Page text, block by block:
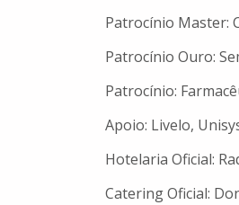
Patrocínio Master:
Patrocínio Ouro:
Patrocínio:
Apoio: Livelo,
Hotelaria Oficial:
Catering Oficial: